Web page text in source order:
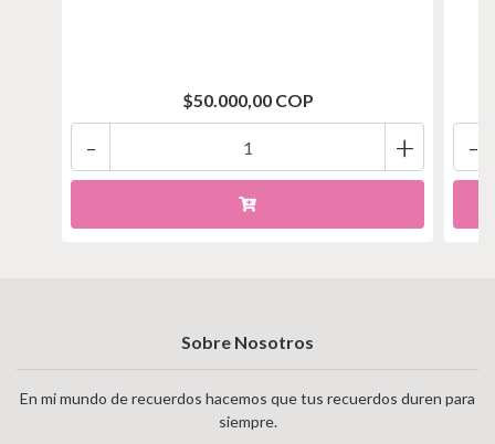
$50.000,00 COP
+
- -
Sobre Nosotros
En mi mundo de recuerdos hacemos que tus recuerdos duren para
siempre.